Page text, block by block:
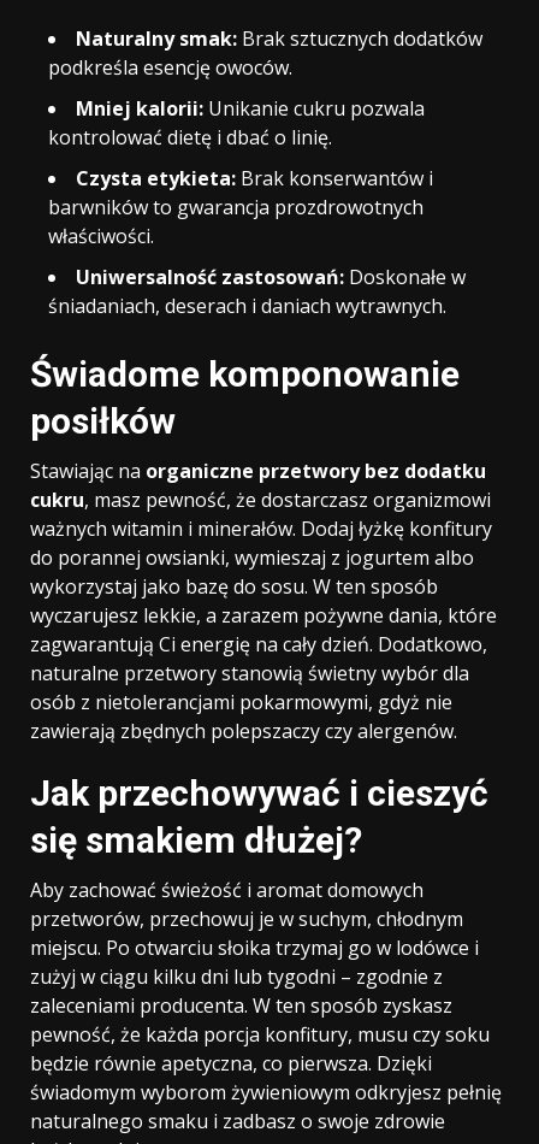
Naturalny smak: Brak sztucznych dodatków
podkreśla esencję owoców.
Mniej kalorii: Unikanie cukru pozwala
kontrolować dietę i dbać o linię.
Czysta etykieta: Brak konserwantów i
barwników to gwarancja prozdrowotnych
właściwości.
Uniwersalność zastosowań: Doskonałe w
śniadaniach, deserach i daniach wytrawnych.
Świadome komponowanie
posiłków
Stawiając na organiczne przetwory bez dodatku
cukru, masz pewność, że dostarczasz organizmowi
ważnych witamin i minerałów. Dodaj łyżkę konfitury
do porannej owsianki, wymieszaj z jogurtem albo
wykorzystaj jako bazę do sosu. W ten sposób
wyczarujesz lekkie, a zarazem pożywne dania, które
zagwarantują Ci energię na cały dzień. Dodatkowo,
naturalne przetwory stanowią świetny wybór dla
osób z nietolerancjami pokarmowymi, gdyż nie
zawierają zbędnych polepszaczy czy alergenów.
Jak przechowywać i cieszyć
się smakiem dłużej?
Aby zachować świeżość i aromat domowych
przetworów, przechowuj je w suchym, chłodnym
miejscu. Po otwarciu słoika trzymaj go w lodówce i
zużyj w ciągu kilku dni lub tygodni – zgodnie z
zaleceniami producenta. W ten sposób zyskasz
pewność, że każda porcja konfitury, musu czy soku
będzie równie apetyczna, co pierwsza. Dzięki
świadomym wyborom żywieniowym odkryjesz pełnię
naturalnego smaku i zadbasz o swoje zdrowie